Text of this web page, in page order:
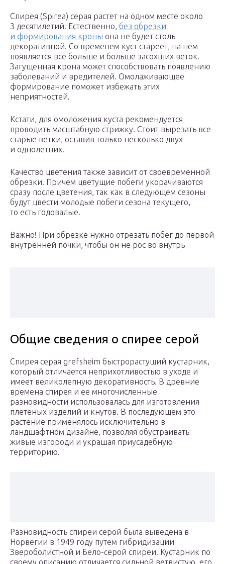
Спирея (Spirea) серая растет на одном месте около
3 десятилетий. Естественно, без обрезки
и формирования кроны она не будет столь
декоративной. Со временем куст стареет, на нем
появляется все больше и больше засохших веток.
Загущенная крона может способствовать появлению
заболеваний и вредителей. Омолаживающее
формирование поможет избежать этих
неприятностей.
Кстати, для омоложения куста рекомендуется
проводить масштабную стрижку. Стоит вырезать все
старые ветки, оставив только несколько двух-
и однолетних.
Качество цветения также зависит от своевременной
обрезки. Причем цветущие побеги укорачиваются
сразу после цветения, так как в следующем сезоны
будут цвести молодые побеги сезона текущего,
то есть годовалые.
Важно! При обрезке нужно отрезать побег до первой
внутренней почки, чтобы он не рос во внутрь
Общие сведения о спирее серой
Спирея серая grefsheim быстрорастущий кустарник,
который отличается неприхотливостью в уходе и
имеет великолепную декоративность. В древние
времена спирея и ее многочисленные
разновидности использовалась для изготовления
плетеных изделий и кнутов. В последующем это
растение применялось исключительно в
ландшафтном дизайне, позволяя обустраивать
живые изгороди и украшая приусадебную
территорию.
Разновидность спиреи серой была выведена в
Норвегии в 1949 году путем гибридизации
Звероболистной и Бело-серой спиреи. Кустарник по
своему описанию отличается сильной ветвистую, его